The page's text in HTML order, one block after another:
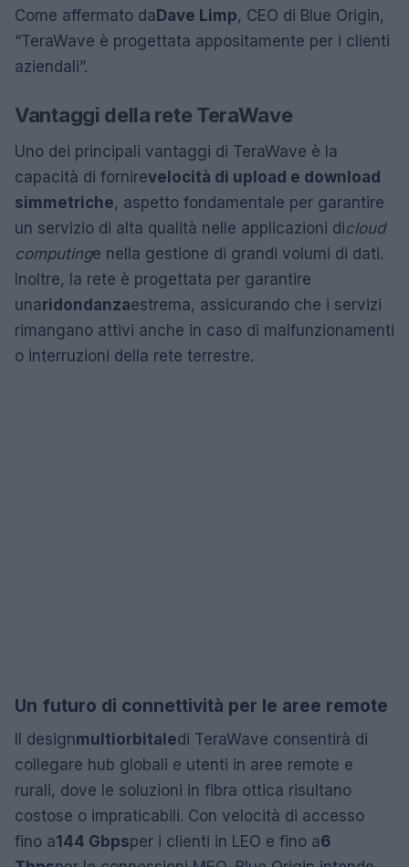
Come affermato daDave Limp, CEO di Blue Origin,
“TeraWave è progettata appositamente per i clienti
aziendali”.
Vantaggi della rete TeraWave
Uno dei principali vantaggi di TeraWave è la
capacità di fornirevelocità di upload e download
simmetriche, aspetto fondamentale per garantire
un servizio di alta qualità nelle applicazioni dicloud
computinge nella gestione di grandi volumi di dati.
Inoltre, la rete è progettata per garantire
unaridondanzaestrema, assicurando che i servizi
rimangano attivi anche in caso di malfunzionamenti
o interruzioni della rete terrestre.
Un futuro di connettività per le aree remote
Il designmultiorbitaledi TeraWave consentirà di
collegare hub globali e utenti in aree remote e
rurali, dove le soluzioni in fibra ottica risultano
costose o impraticabili. Con velocità di accesso
fino a144 Gbpsper i clienti in LEO e fino a6